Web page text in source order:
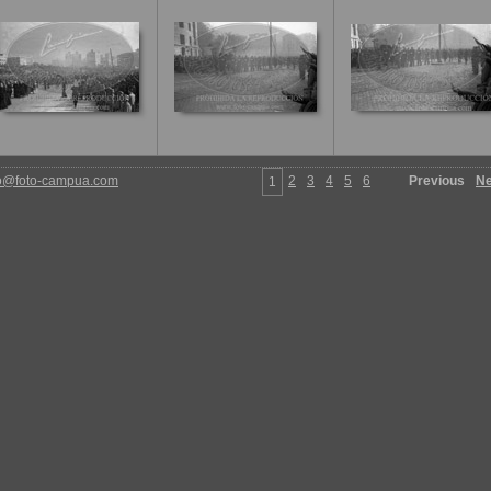
1 2 3 4 5 6 Previous
campua.com